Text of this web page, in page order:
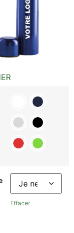
Effacer